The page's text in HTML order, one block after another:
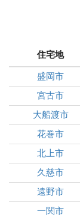
住宅地
盛岡市
宮古市
大船渡市
花巻市
北上市
久慈市
遠野市
一関市